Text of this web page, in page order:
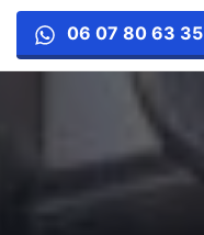
06 07 80 63 35